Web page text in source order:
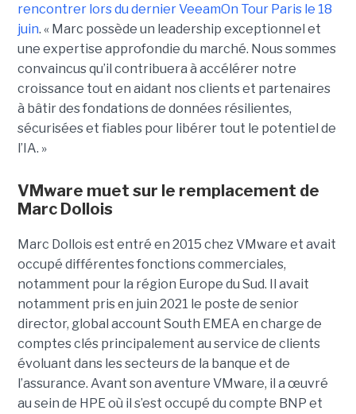
rencontrer lors du dernier VeeamOn Tour Paris le 18
juin. « Marc possède un leadership exceptionnel et
une expertise approfondie du marché. Nous sommes
convaincus qu’il contribuera à accélérer notre
croissance tout en aidant nos clients et partenaires
à bâtir des fondations de données résilientes,
sécurisées et fiables pour libérer tout le potentiel de
l’IA. »
VMware muet sur le remplacement de
Marc Dollois
Marc Dollois est entré en 2015 chez VMware et avait
occupé différentes fonctions commerciales,
notamment pour la région Europe du Sud. Il avait
notamment pris en juin 2021 le poste de senior
director, global account South EMEA en charge de
comptes clés principalement au service de clients
évoluant dans les secteurs de la banque et de
l’assurance. Avant son aventure VMware, il a œuvré
au sein de HPE où il s’est occupé du compte BNP et